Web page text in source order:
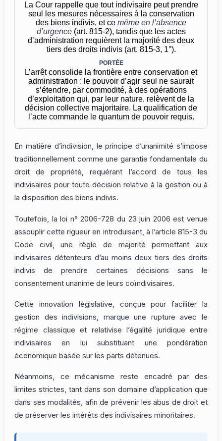
La Cour rappelle que tout indivisaire peut prendre
seul les mesures nécessaires à la conservation
des biens indivis, et ce même en l’absence
d’urgence(art. 815-2), tandis que les actes
d’administration requièrent la majorité des deux
tiers des droits indivis (art. 815-3, 1°).
PORTÉE
L’arrêt consolide la frontière entre conservation et
administration : le pouvoir d’agir seul ne saurait
s’étendre, par commodité, à des opérations
d’exploitation qui, par leur nature, relèvent de la
décision collective majoritaire. La qualification de
l’acte commande le quantum de pouvoir requis.
En matière d’indivision, le principe d’unanimité s’impose
traditionnellement comme une garantie fondamentale du
droit de propriété, requérant l’accord de tous les
indivisaires pour toute décision relative à la gestion ou à
la disposition des biens indivis.
Toutefois, la loi n° 2006-728 du 23 juin 2006 est venue
assouplir cette rigueur en introduisant, à l’article 815-3 du
Code civil, une règle de majorité permettant aux
indivisaires détenteurs d’au moins deux tiers des droits
indivis de prendre certaines décisions sans le
consentement unanime de leurs coïndivisaires.
Cette innovation législative, conçue pour faciliter la
gestion des indivisions, marque une rupture avec le
régime classique et relativise l’égalité juridique entre
indivisaires en lui substituant une pondération
économique basée sur les parts détenues.
Néanmoins, ce mécanisme reste encadré par des
limites strictes, tant dans son domaine d’application que
dans ses modalités, afin de prévenir les abus de droit et
de préserver les intérêts des indivisaires minoritaires.